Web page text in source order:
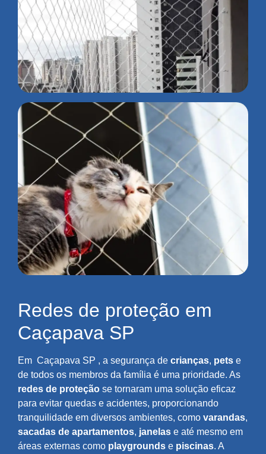
Redes de proteção em
Caçapava SP
Em Caçapava SP , a segurança de crianças, pets e
de todos os membros da família é uma prioridade. As
redes de proteção se tornaram uma solução eficaz
para evitar quedas e acidentes, proporcionando
tranquilidade em diversos ambientes, como varandas,
sacadas de apartamentos, janelas e até mesmo em
áreas externas como playgrounds e piscinas. A